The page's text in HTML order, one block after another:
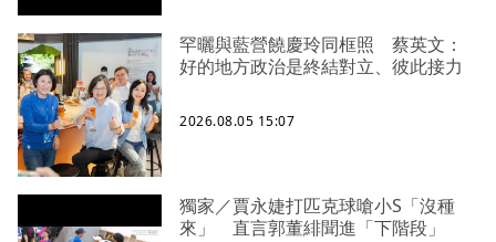
罕曬與藍營饒慶玲同框照 蔡英文：
好的地方政治是終結對立、彼此接力
2026.08.05 15:07
獨家／賈永婕打匹克球嗆小S「沒種
來」 直言郭董緋聞進「下階段」